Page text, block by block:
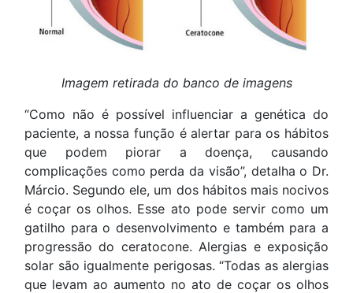
Imagem retirada do banco de imagens
“Como não é possível influenciar a genética do
paciente, a nossa função é alertar para os hábitos
que podem piorar a doença, causando
complicações como perda da visão”, detalha o Dr.
Márcio. Segundo ele, um dos hábitos mais nocivos
é coçar os olhos. Esse ato pode servir como um
gatilho para o desenvolvimento e também para a
progressão do ceratocone. Alergias e exposição
solar são igualmente perigosas. “Todas as alergias
que levam ao aumento no ato de coçar os olhos